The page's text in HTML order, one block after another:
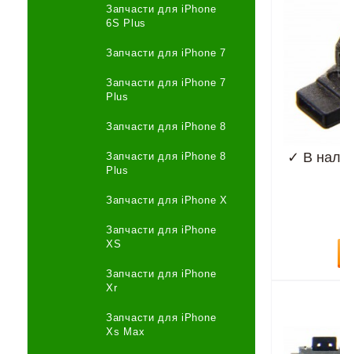
Запчасти для iPhone
6S Plus
Запчасти для iPhone 7
Запчасти для iPhone 7
Plus
Запчасти для iPhone 8
Запчасти для iPhone 8
Plus
Запчасти для iPhone X
Запчасти для iPhone
XS
Запчасти для iPhone
Xr
Запчасти для iPhone
Xs Max
✓ В